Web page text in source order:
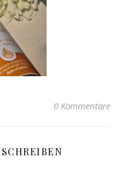
0 Kommentare